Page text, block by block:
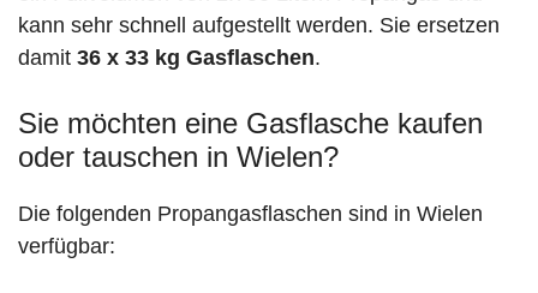
kann sehr schnell aufgestellt werden. Sie ersetzen
damit 36 x 33 kg Gasflaschen.
Sie möchten eine Gasflasche kaufen
oder tauschen in Wielen?
Die folgenden Propangasflaschen sind in Wielen
verfügbar: